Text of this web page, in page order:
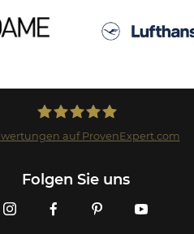
auf ProvenExpert.com
Folgen Sie uns